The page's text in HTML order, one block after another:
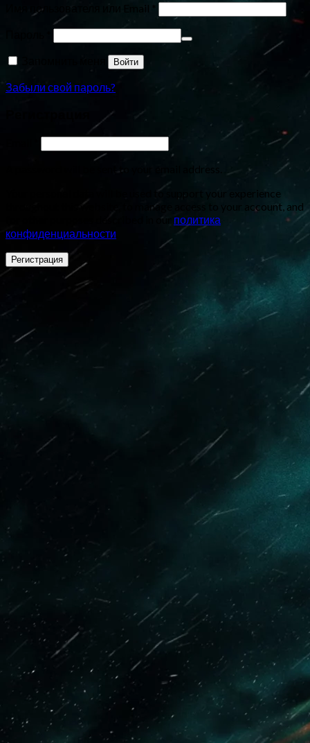
Имя пользователя или Email
Войти
Забыли свой пароль?
A password will be sent to your email address.
Your personal data will be used to support your experience
throughout this website, to manage access to your account, and
for other purposes described in our политика
конфиденциальности
Регистрация